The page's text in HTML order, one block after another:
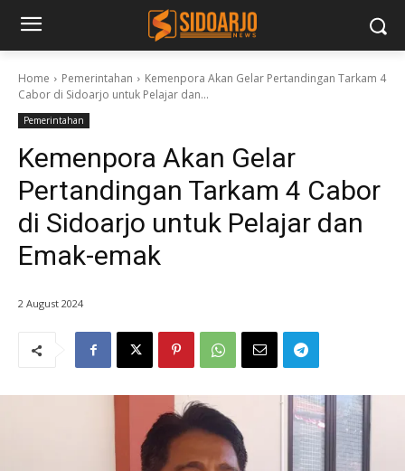
Home Pemerintahan
Kemenpora Akan Gelar Pertandingan Tarkam 4
Cabor di Sidoarjo untuk Pelajar dan...
Pemerintahan
Kemenpora Akan Gelar
Pertandingan Tarkam 4 Cabor
di Sidoarjo untuk Pelajar dan
Emak-emak
2 August 2024